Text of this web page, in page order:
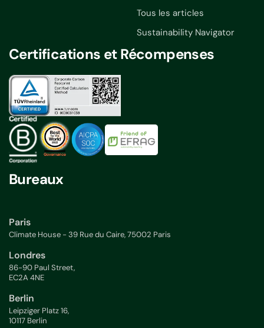
Tous les articles
Sustainability Navigator
Certifications et Récompenses
Bureaux
Paris
Climate House - 39 Rue du Caire, 75002 Paris
Londres
86-90 Paul Street,
EC2A 4NE
Berlin
Leipziger Platz 16,
10117 Berlin